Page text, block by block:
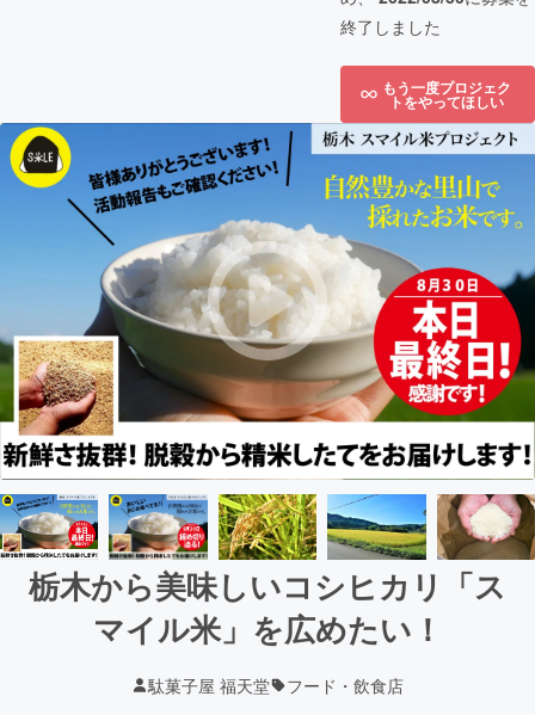
終了しました
もう一度プロジェク
トをやってほしい
栃木から美味しいコシヒカリ「ス
マイル米」を広めたい！
駄菓子屋 福天堂 フード・飲食店